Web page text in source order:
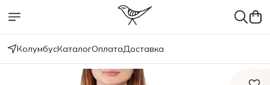
КолумбусКаталогОплатаДоставка